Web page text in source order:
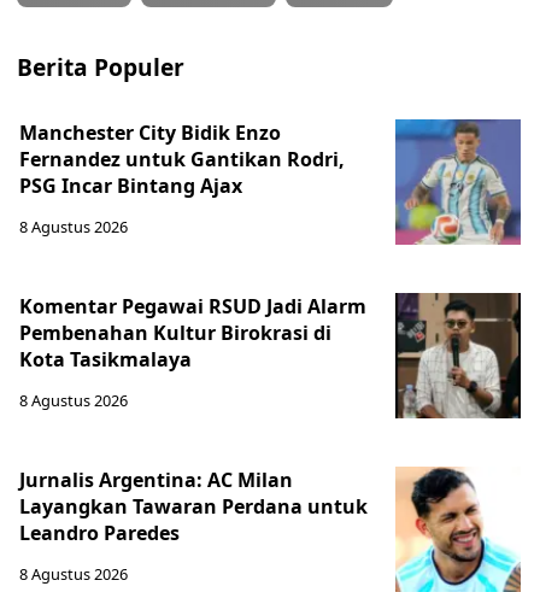
Berita Populer
Manchester City Bidik Enzo
Fernandez untuk Gantikan Rodri,
PSG Incar Bintang Ajax
8 Agustus 2026
Komentar Pegawai RSUD Jadi Alarm
Pembenahan Kultur Birokrasi di
Kota Tasikmalaya
8 Agustus 2026
Jurnalis Argentina: AC Milan
Layangkan Tawaran Perdana untuk
Leandro Paredes
8 Agustus 2026